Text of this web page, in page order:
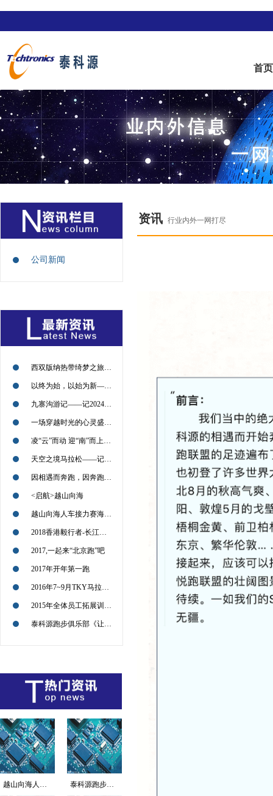
首页
公司新闻
西双版纳热带绮梦之旅——记2024年09月13日
以终为始，以始为新——记2024年09月11日
九寨沟游记——记2024年09月09日
一场穿越时光的心灵盛宴——记2024年09月09日
凌“云”而动 迎“南”而上——2024年08月30日
天空之境马拉松——记2024年7月21日
因相遇而奔跑，因奔跑而相遇——2022北京喇叭沟越野挑战赛回顾
<启航>越山向海
越山向海人车接力赛海南赛的小伙伴们，加油
2018香港毅行者-长江冲锋对
2017,一起来“北京跑”吧
2017年开年第一跑
2016年7~9月TKY马拉松征战路径图
2015年全体员工拓展训练活动回顾
泰科源跑步俱乐部《让我们共同感受企业文化的传递和极限运动的魅力》
越山向海人车接力赛海... 泰科源跑步俱乐部《让...
资讯 行业内外一网打尽